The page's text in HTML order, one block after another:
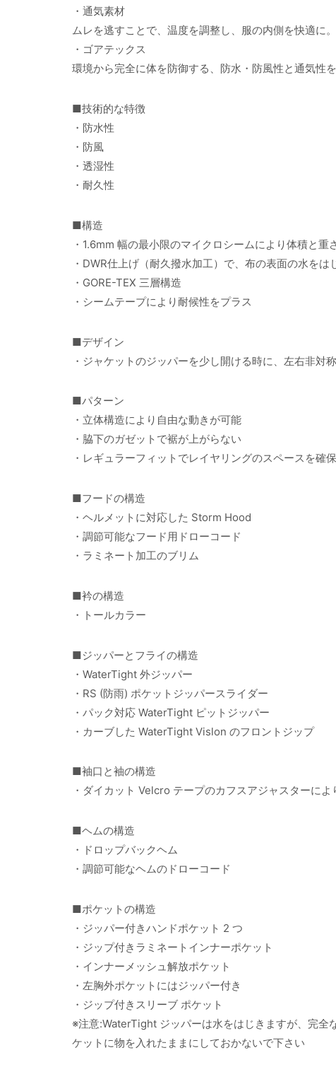
・通気素材
ムレを逃すことで、温度を調整し、服の内側を快適に。
・ゴアテックス
環境から完全に体を防御する、防水・防風性と通気性を
■技術的な特徴
・防水性
・防風
・透湿性
・耐久性
■構造
・1.6mm 幅の最小限のマイクロシームにより体積と重
・DWR仕上げ（耐久撥水加工）で、布の表面の水をは
・GORE-TEX 三層構造
・シームテープにより耐候性をプラス
■デザイン
・ジャケットのジッパーを少し開ける時に、左右非対
■パターン
・立体構造により自由な動きが可能
・脇下のガゼットで裾が上がらない
・レギュラーフィットでレイヤリングのスペースを確
■フードの構造
・ヘルメットに対応した Storm Hood
・調節可能なフード用ドローコード
・ラミネート加工のブリム
■衿の構造
・トールカラー
■ジッパーとフライの構造
・WaterTight 外ジッパー
・RS (防雨) ポケットジッパースライダー
・パック対応 WaterTight ピットジッパー
・カーブした WaterTight Vislon のフロントジップ
■袖口と袖の構造
・ダイカット Velcro テープのカフスアジャスターに
■ヘムの構造
・ドロップバックヘム
・調節可能なヘムのドローコード
■ポケットの構造
・ジッパー付きハンドポケット 2 つ
・ジップ付きラミネートインナーポケット
・インナーメッシュ解放ポケット
・左胸外ポケットにはジッパー付き
・ジップ付きスリーブ ポケット
※注意:WaterTight ジッパーは水をはじきますが、完全
ケットに物を入れたままにしておかないで下さい